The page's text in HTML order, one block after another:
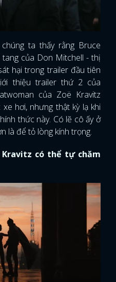
ta thấy rằng Bruce
của Don Mitchell - thị
hại trong trailer đầu tiên
thiệu trailer thứ 2 của
của Zoë Kravitz
hơi, nhưng thật kỳ lạ khi
thức này. Có lẽ cô ấy ở
là để tỏ lòng kính trọng.
Kravitz có thể tự chăm